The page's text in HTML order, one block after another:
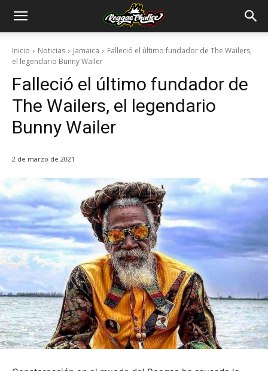
Inicio Noticias Jamaica
Falleció el último fundador de The Wailers,
el legendario Bunny Wailer
Falleció el último fundador de
The Wailers, el legendario
Bunny Wailer
2 de marzo de 2021